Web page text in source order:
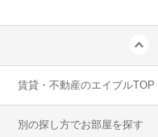
賃貸・不動産のエイブルTOP
別の探し方でお部屋を探す